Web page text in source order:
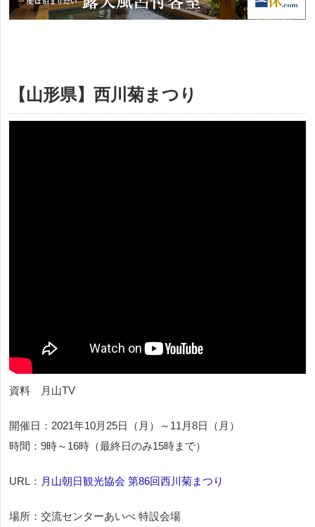
【山形県】西川菊まつり
資料 月山TV
開催日：2021年10月25日（月）～11月8日（月）
時間：9時～16時（最終日のみ15時まで）
URL： 月山朝日観光協会 第86回西川菊まつり
場所：交流センターあいべ 特設会場